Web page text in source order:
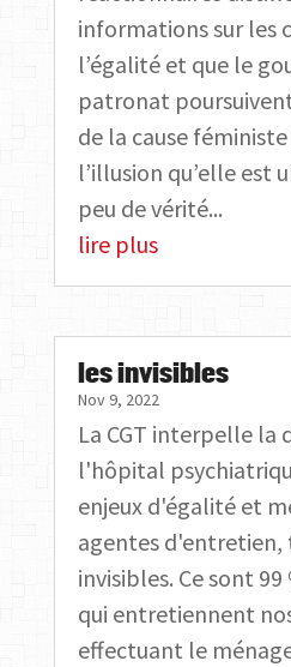
informations sur les
l’égalité et que le
patronat
de la cause
l’illusion qu’elle est
peu de vérité...
lire plus
les invisibles
Nov 9, 2022
La CGT interpelle la
l'hôpital
enjeux d'égalité et
agentes d'entretien,
invisibles. Ce sont
qui entretiennent
effectuant le